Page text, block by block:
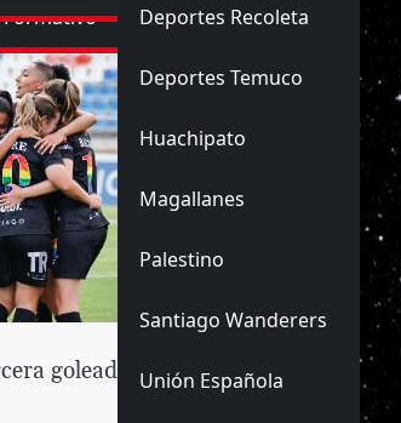
Formativo Deportes Recoleta
Deportes Temuco
Huachipato
Magallanes
Palestino
Santiago Wanderers
Unión Española
goleada del